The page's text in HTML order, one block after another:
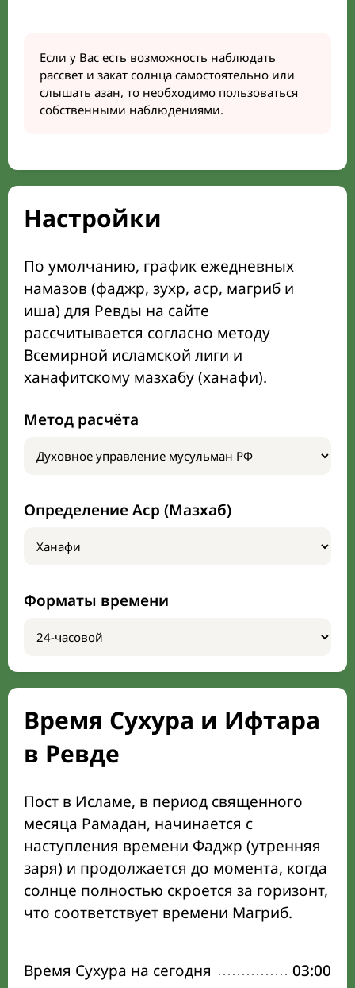
Если у Вас есть возможность наблюдать
рассвет и закат солнца самостоятельно или
слышать азан, то необходимо пользоваться
собственными наблюдениями.
Настройки
По умолчанию, график ежедневных
намазов (фаджр, зухр, аср, магриб и
иша) для Ревды на сайте
рассчитывается согласно методу
Всемирной исламской лиги и
ханафитскому мазхабу (ханафи).
Метод расчёта
Определение Аср (Мазхаб)
Форматы времени
Время Сухура и Ифтара
в Ревде
Пост в Исламе, в период священного
месяца Рамадан, начинается с
наступления времени Фаджр (утренняя
заря) и продолжается до момента, когда
солнце полностью скроется за горизонт,
что соответствует времени Магриб.
Время Сухура на сегодня 03:00